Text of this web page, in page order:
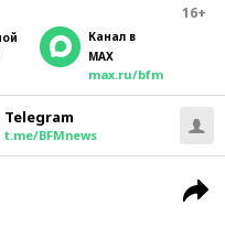
16+
Канал в
MAX
max.ru/bfm
Telegram
t.me/BFMnews